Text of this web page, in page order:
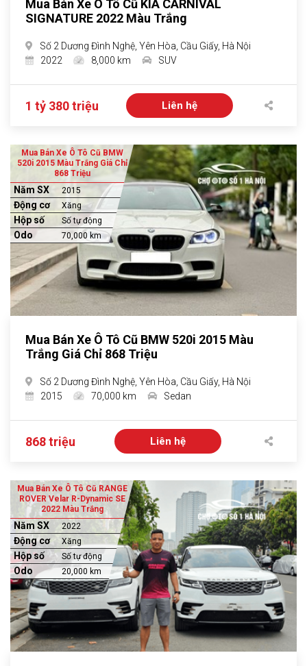
Mua Bán Xe Ô Tô Cũ KIA CARNIVAL
SIGNATURE 2022 Màu Trắng
Số 2 Dương Đình Nghệ, Yên Hòa, Cầu Giấy, Hà Nội
2022
8,000 km SUV
1 tỷ 380 triệu Liên hệ
Mua Bán Xe Ô Tô Cũ BMW
520i 2015 Màu Trắng Giá Chỉ
868 Triệu
Năm SX 2015
Động cơ Xăng
Hộp số Số tự động
Odo 70,000 km
Mua Bán Xe Ô Tô Cũ BMW 520i 2015 Màu
Trắng Giá Chỉ 868 Triệu
Số 2 Dương Đình Nghệ, Yên Hòa, Cầu Giấy, Hà Nội
2015
70,000 km Sedan
868 triệu Liên hệ
Mua Bán Xe Ô Tô Cũ RANGE
ROVER Velar R-Dynamic SE
2022 Màu Trắng
Năm SX 2022
Động cơ Xăng
Hộp số Số tự động
Odo 20,000 km